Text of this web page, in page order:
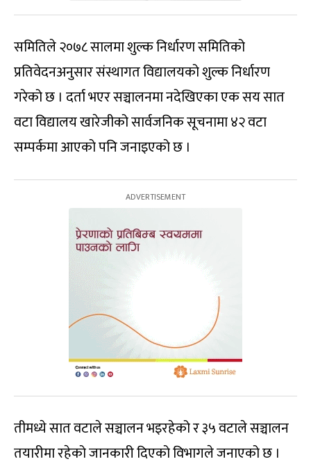
समितिले २०७८ सालमा शुल्क निर्धारण समितिको
प्रतिवेदनअनुसार संस्थागत विद्यालयको शुल्क निर्धारण
गरेको छ । दर्ता भएर सञ्चालनमा नदेखिएका एक सय सात
वटा विद्यालय खारेजीको सार्वजनिक सूचनामा ४२ वटा
सम्पर्कमा आएको पनि जनाइएको छ ।
तीमध्ये सात वटाले सञ्चालन भइरहेको र ३५ वटाले सञ्चालन
तयारीमा रहेको जानकारी दिएको विभागले जनाएको छ ।